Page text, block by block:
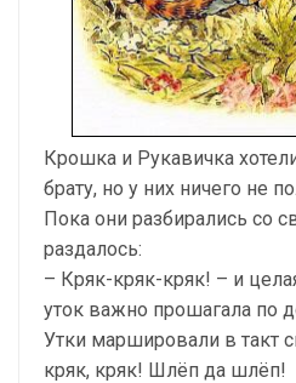
Крошка и Рукавичка
брату, но у них ничего не
Пока они разбирались со
раздалось:
– Кряк-кряк-кряк! – и
уток важно прошагала по
Утки маршировали в такт
кряк, кряк! Шлёп да шлёп!